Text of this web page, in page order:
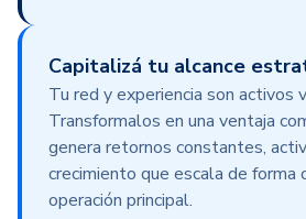
Capitalizá tu alcance
Tu red y experiencia son activos
Transformalos en una ventaja
genera retornos constantes,
crecimiento que escala de forma
operación principal.